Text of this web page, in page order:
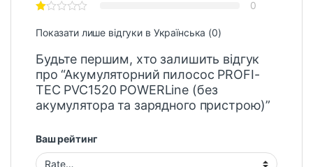
0
Показати лише відгуки в Українська (0)
Будьте першим, хто залишить відгук
про “Акумуляторний пилосос PROFI-
TEC PVC1520 POWERLine (без
акумулятора та зарядного пристрою)”
Ваш рейтинг